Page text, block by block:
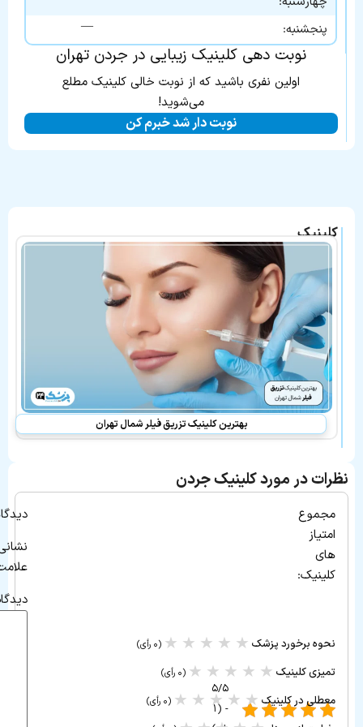
پنجشنبه:
—
نوبت دهی کلینیک زیبایی در جردن تهران
اولین نفری باشید که از نوبت خالی کلینیک مطلع
می‌شوید!
نوبت دار شد خبرم کن
کلینیک
جردن
لیست
بهترین
کلینیک
های
معرفی
شده
نیز
می
باشد:
بهترین کلینیک تزریق فیلر شمال تهران
نظرات در مورد کلینیک جردن
مجموع
امتیاز
های
کلینیک:
۵/۵
- (۱
نحوه برخورد پزشک ★
★
★
★
★ (۰ رأی)
تمیزی کلینیک ★
★
★
★
★ (۰ رأی)
معطلی در کلینیک ★
★
★
★
★ (۰ رأی)